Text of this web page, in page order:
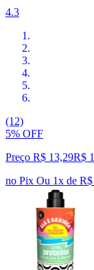
4.3
(12)
5% OFF
Preço R$ 13,29R$
no Pix Ou 1x de